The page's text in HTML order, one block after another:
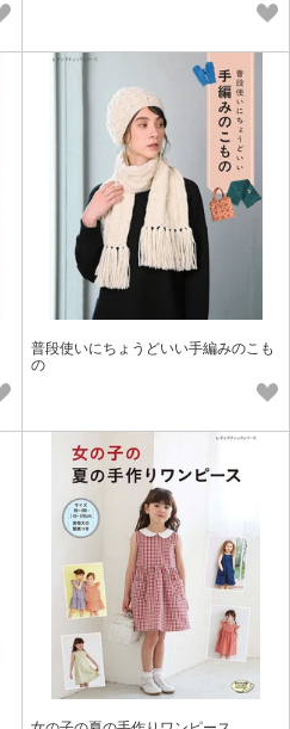
普段使いにちょうどいい手編みのこも
の